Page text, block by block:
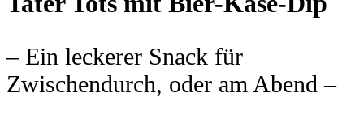
– Ein leckerer Snack für
Zwischendurch, oder am Abend –